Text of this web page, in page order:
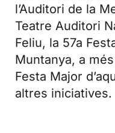
l’Auditori de la
Teatre Auditori
Feliu, la 57a
Muntanya, a
Festa Major
altres iniciatives.